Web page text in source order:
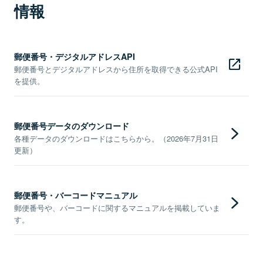
情報
郵便番号・デジタルアドレスAPI
郵便番号とデジタルアドレスから住所を取得できる公式API
を提供。
郵便番号データのダウンロード
各種データのダウンロードはこちらから。（2026年7月31日
更新）
郵便番号・バーコードマニュアル
郵便番号や、バーコードに関するマニュアルを掲載していま
す。